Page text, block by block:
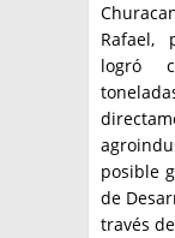
Rafael,
logró
posible
de
través